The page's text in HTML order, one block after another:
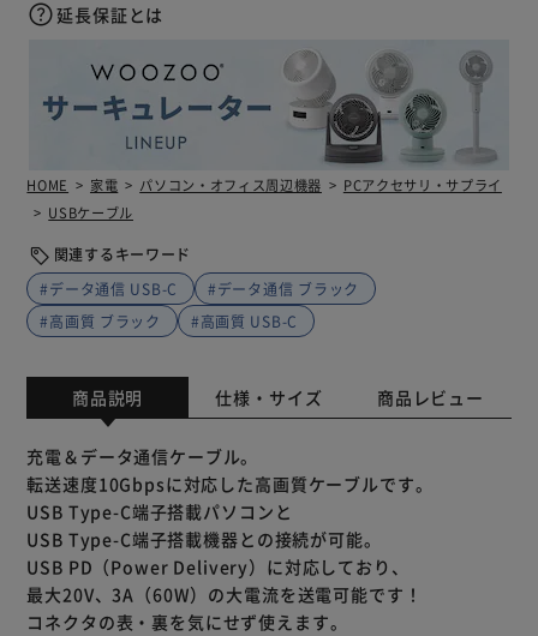
延長保証とは
HOME 家電 パソコン・オフィス周辺機器
PCアクセサリ・サプライ
USBケーブル
関連するキーワード
#データ通信 USB-C
#データ通信 ブラック
#高画質 ブラック
#高画質 USB-C
商品説明 仕様・サイズ 商品レビュー
充電＆データ通信ケーブル。
転送速度10Gbpsに対応した高画質ケーブルです。
USB Type-C端子搭載パソコンと
USB Type-C端子搭載機器との接続が可能。
USB PD（Power Delivery）に対応しており、
最大20V、3A（60W）の大電流を送電可能です！
コネクタの表・裏を気にせず使えます。